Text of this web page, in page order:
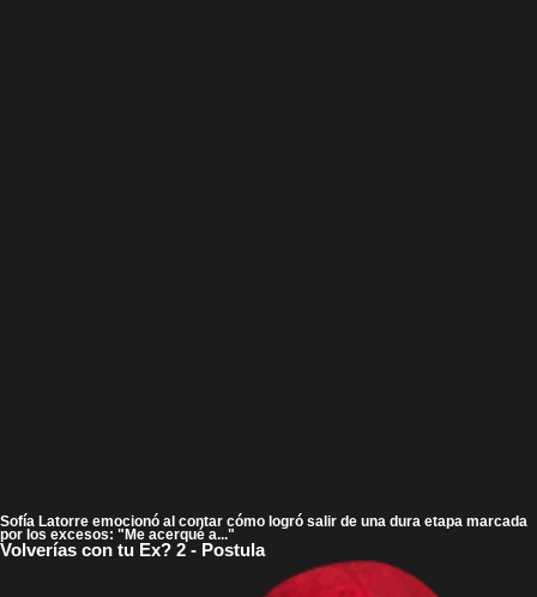
Sofía Latorre emocionó al contar cómo logró salir de una dura etapa marcada
por los excesos: "Me acerqué a..."
Volverías con tu Ex? 2 - Postula